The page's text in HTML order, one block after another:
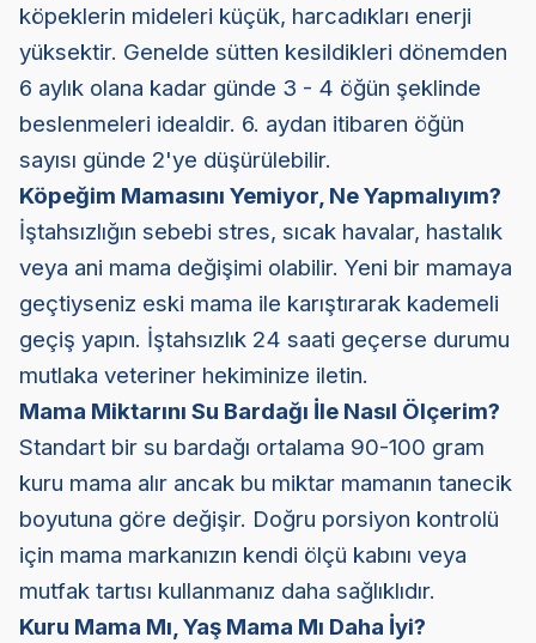
köpeklerin mideleri küçük, harcadıkları enerji
yüksektir. Genelde sütten kesildikleri dönemden
6 aylık olana kadar günde 3 - 4 öğün şeklinde
beslenmeleri idealdir. 6. aydan itibaren öğün
sayısı günde 2'ye düşürülebilir.
Köpeğim Mamasını Yemiyor, Ne Yapmalıyım?
İştahsızlığın sebebi stres, sıcak havalar, hastalık
veya ani mama değişimi olabilir. Yeni bir mamaya
geçtiyseniz eski mama ile karıştırarak kademeli
geçiş yapın. İştahsızlık 24 saati geçerse durumu
mutlaka veteriner hekiminize iletin.
Mama Miktarını Su Bardağı İle Nasıl Ölçerim?
Standart bir su bardağı ortalama 90-100 gram
kuru mama alır ancak bu miktar mamanın tanecik
boyutuna göre değişir. Doğru porsiyon kontrolü
için mama markanızın kendi ölçü kabını veya
mutfak tartısı kullanmanız daha sağlıklıdır.
Kuru Mama Mı, Yaş Mama Mı Daha İyi?